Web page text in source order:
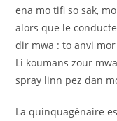
ena mo tifi so sak,
alors que le
dir mwa : to anvi
Li koumans zour
spray linn pez dan
La quinquagénaire